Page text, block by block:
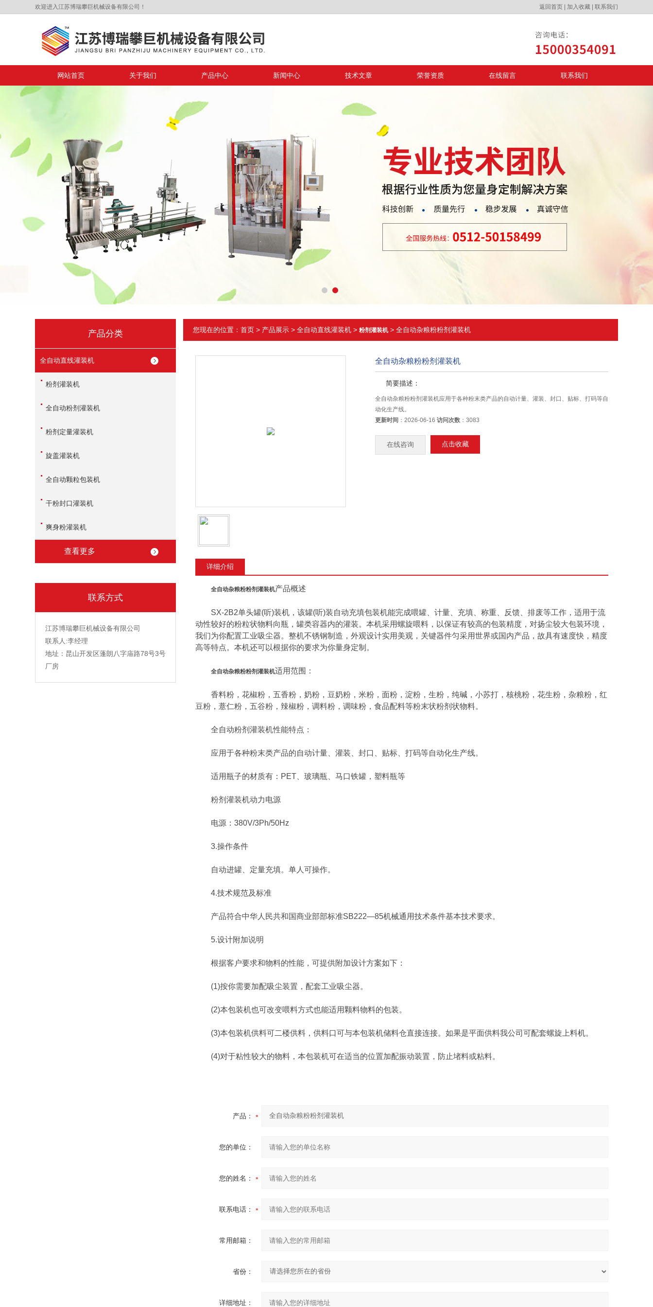
欢迎进入江苏博瑞攀巨机械设备有限公司！ 返回首页 加入收藏 联系我们
网站首页 关于我们 产品中心 新闻中心 技术文章 荣誉资质 在线留言 联系我们
产品分类
全自动直线灌装机
粉剂灌装机
全自动粉剂灌装机
粉剂定量灌装机
旋盖灌装机
全自动颗粒包装机
干粉封口灌装机
爽身粉灌装机
查看更多
联系方式
江苏博瑞攀巨机械设备有限公司
联系人:李经理
地址：昆山开发区蓬朗八字庙路78号3号
厂房
您现在的位置： 首页 > 产品展示 > 全自动直线灌装机 > 粉剂灌装机> 全自动杂粮粉粉剂灌装机
全自动杂粮粉粉剂灌装机
简要描述：
全自动杂粮粉粉剂灌装机应用于各种粉末类产品的自动计量、灌装、封口、贴标、打码等自
动化生产线。
更新时间 ：2026-06-16 访问次数 ：3083
在线咨询 点击收藏
详细介绍
全自动杂粮粉粉剂灌装机产品概述
SX-2B2单头罐(听)装机，该罐(听)装自动充填包装机能完成喂罐、计量、充填、称重、反馈、排废等工作，适用于流
动性较好的粉粒状物料向瓶，罐类容器内的灌装。本机采用螺旋喂料，以保证有较高的包装精度，对扬尘较大包装环境，
我们为你配置工业吸尘器。整机不锈钢制造，外观设计实用美观，关键器件匀采用世界或国内产品，故具有速度快，精度
高等特点。本机还可以根据你的要求为你量身定制。
全自动杂粮粉粉剂灌装机适用范围：
香料粉，花椒粉，五香粉，奶粉，豆奶粉，米粉，面粉，淀粉，生粉，纯碱，小苏打，核桃粉，花生粉，杂粮粉，红
豆粉，薏仁粉，五谷粉，辣椒粉，调料粉，调味粉，食品配料等粉末状粉剂状物料。
全自动粉剂灌装机性能特点：
应用于各种粉末类产品的自动计量、灌装、封口、贴标、打码等自动化生产线。
适用瓶子的材质有：PET、玻璃瓶、马口铁罐，塑料瓶等
粉剂灌装机动力电源
电源：380V/3Ph/50Hz
3.操作条件
自动进罐、定量充填。单人可操作。
4.技术规范及标准
产品符合中华人民共和国商业部部标准SB222—85机械通用技术条件基本技术要求。
5.设计附加说明
根据客户要求和物料的性能，可提供附加设计方案如下：
(1)按你需要加配吸尘装置，配套工业吸尘器。
(2)本包装机也可改变喂料方式也能适用颗料物料的包装。
(3)本包装机供料可二楼供料，供料口可与本包装机储料仓直接连接。如果是平面供料我公司可配套螺旋上料机。
(4)对于粘性较大的物料，本包装机可在适当的位置加配振动装置，防止堵料或粘料。
产品：
您的单位：
您的姓名：
联系电话：
常用邮箱：
省份：
详细地址：